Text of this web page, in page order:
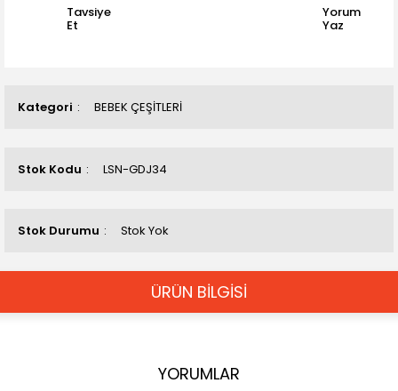
Kategori BEBEK ÇEŞİTLERİ
Stok Kodu LSN-GDJ34
Stok Durumu Stok Yok
Tavsiye
Et
Yorum
Yaz
ÜRÜN BİLGİSİ
YORUMLAR